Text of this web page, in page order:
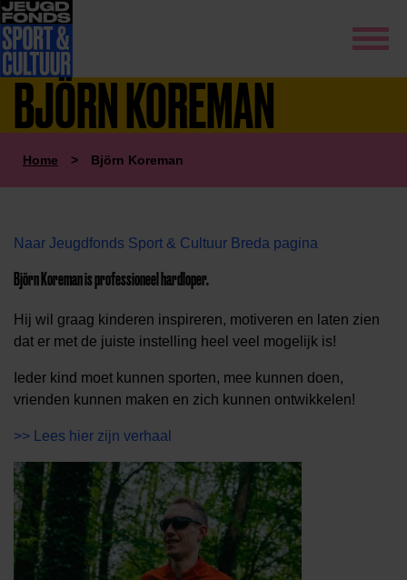
BJÖRN KOREMAN
Home > Björn Koreman
Naar Jeugdfonds Sport & Cultuur Breda pagina
Björn Koreman is professioneel hardloper.
Hij wil graag kinderen inspireren, motiveren en laten zien
dat er met de juiste instelling heel veel mogelijk is!
Ieder kind moet kunnen sporten, mee kunnen doen,
vrienden kunnen maken en zich kunnen ontwikkelen!
>> Lees hier zijn verhaal